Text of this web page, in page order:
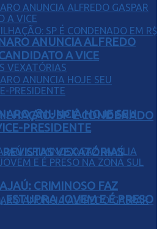
SP É CONDENADO
VEXATÓRIAS
ANUNCIA ALFREDO
A VICE
ANUNCIA HOJE SEU
PRESIDENTE
CRIMINOSO FAZ
ESTUPRA JOVEM E É PRESO